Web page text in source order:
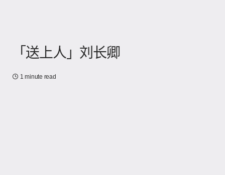
「送上人」刘长卿
1 minute read